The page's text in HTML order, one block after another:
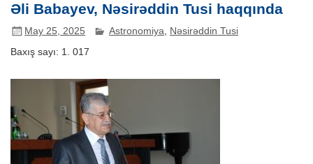
Əli Babayev, Nəsirəddin Tusi haqqında
May 25, 2025 Astronomiya Nəsirəddin Tusi
Baxış sayı: 1. 017